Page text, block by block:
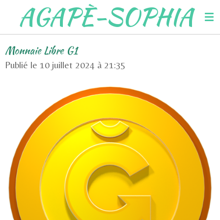
Passer
principal
AGAPÈ-SOPHIA
Monnaie Libre G1
Publié le 10 juillet 2024 à 21:35